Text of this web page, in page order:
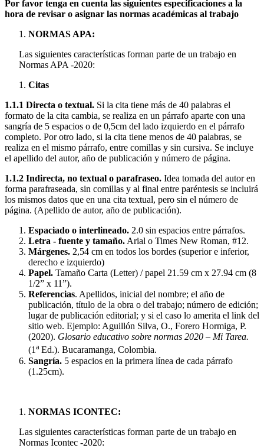
Por favor tenga en cuenta las siguientes especificaciones a la
hora de revisar o asignar las normas académicas al trabajo
NORMAS APA:
Las siguientes características forman parte de un trabajo en
Normas APA -2020:
Citas
1.1.1 Directa o textual. Si la cita tiene más de 40 palabras el
formato de la cita cambia, se realiza en un párrafo aparte con una
sangría de 5 espacios o de 0,5cm del lado izquierdo en el párrafo
completo. Por otro lado, si la cita tiene menos de 40 palabras, se
realiza en el mismo párrafo, entre comillas y sin cursiva. Se incluye
el apellido del autor, año de publicación y número de página.
1.1.2 Indirecta, no textual o parafraseo. Idea tomada del autor en
forma parafraseada, sin comillas y al final entre paréntesis se incluirá
los mismos datos que en una cita textual, pero sin el número de
página. (Apellido de autor, año de publicación).
Espaciado o interlineado. 2.0 sin espacios entre párrafos.
Letra - fuente y tamaño. Arial o Times New Roman, #12.
Márgenes. 2,54 cm en todos los bordes (superior e inferior,
derecho e izquierdo)
Papel. Tamaño Carta (Letter) / papel 21.59 cm x 27.94 cm (8
1/2” x 11”).
Referencias. Apellidos, inicial del nombre; el año de
publicación, título de la obra o del trabajo; número de edición;
lugar de publicación editorial; y si el caso lo amerita el link del
sitio web. Ejemplo: Aguillón Silva, O., Forero Hormiga, P.
(2020). Glosario educativo sobre normas 2020 – Mi Tarea.
(1a Ed.). Bucaramanga, Colombia.
Sangría. 5 espacios en la primera línea de cada párrafo
(1.25cm).
NORMAS ICONTEC:
Las siguientes características forman parte de un trabajo en
Normas Icontec -2020: